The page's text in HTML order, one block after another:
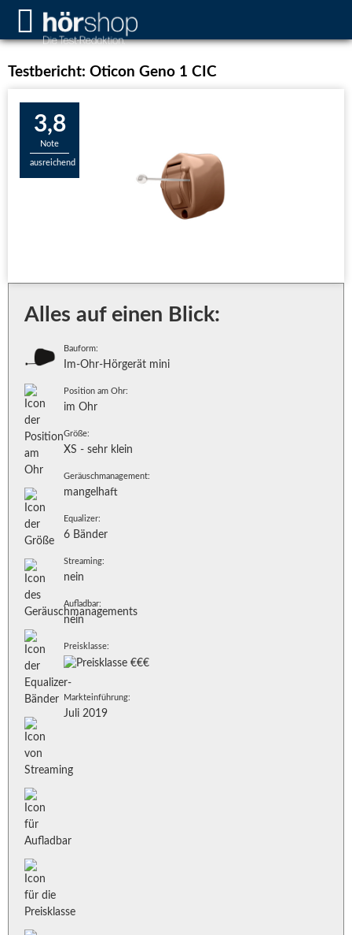
Testbericht: Oticon Geno 1 CIC
3,8
Note
ausreichend
Alles auf einen Blick:
Bauform:
Im-Ohr-Hörgerät mini
Position am Ohr:
im Ohr
Größe:
XS - sehr klein
Geräuschmanagement:
mangelhaft
Equalizer:
6 Bänder
Streaming:
nein
Aufladbar:
nein
Preisklasse:
Markteinführung:
Juli 2019